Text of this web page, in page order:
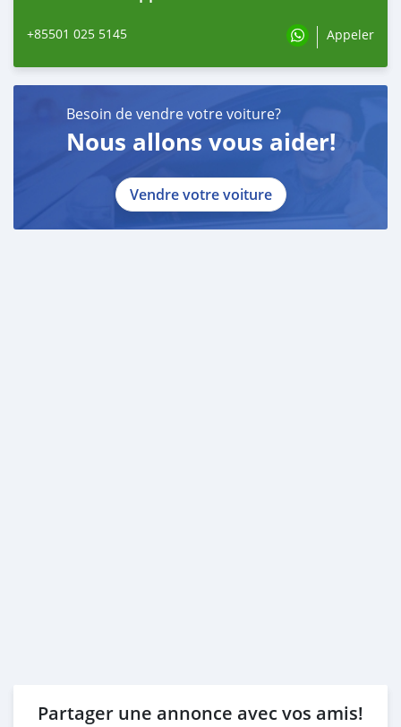
+85501 025 5145 Appeler
Besoin de vendre votre voiture?
Nous allons vous aider!
Vendre votre voiture
Partager une annonce avec vos amis!